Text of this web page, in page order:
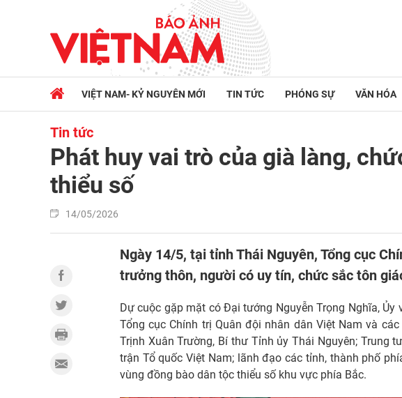
VIỆT NAM- KỶ NGUYÊN MỚI TIN TỨC PHÓNG SỰ VĂN HÓA
Tin tức
Phát huy vai trò của già làng,
thiểu số
14/05/2026
Ngày 14/5, tại tỉnh Thái Nguyên, Tổng cục
trưởng thôn, người có uy tín, chức sắc tôn
Dự cuộc gặp mặt có Đại tướng Nguyễn Trọng Nghĩa,
Tổng cục Chính trị Quân đội nhân dân Việt Nam và
Trịnh Xuân Trường, Bí thư Tỉnh ủy Thái Nguyên; Trung
trận Tổ quốc Việt Nam; lãnh đạo các tỉnh, thành phố
vùng đồng bào dân tộc thiểu số khu vực phía Bắc.